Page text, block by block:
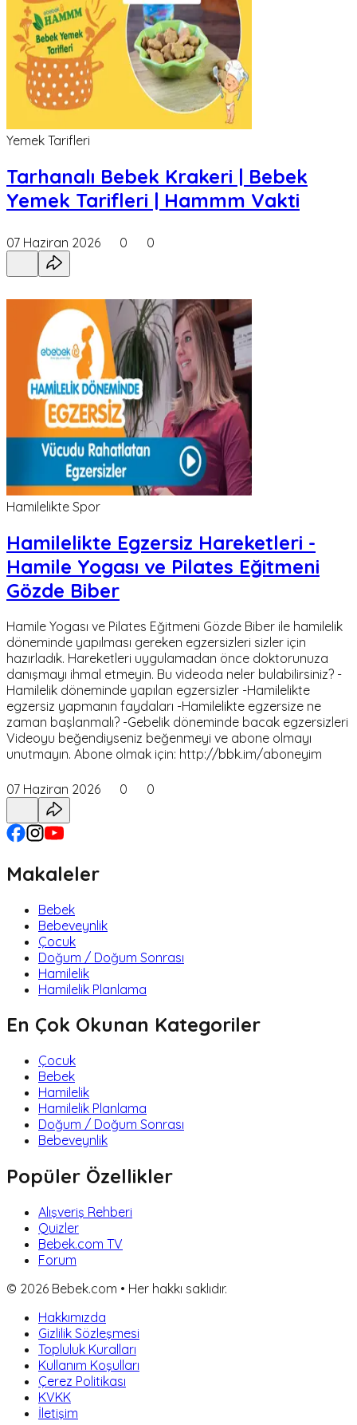
Yemek Tarifleri
Tarhanalı Bebek Krakeri | Bebek
Yemek Tarifleri | Hammm Vakti
07 Haziran 2026 0 0
Hamilelikte Spor
Hamilelikte Egzersiz Hareketleri -
Hamile Yogası ve Pilates Eğitmeni
Gözde Biber
Hamile Yogası ve Pilates Eğitmeni Gözde Biber ile hamilelik
döneminde yapılması gereken egzersizleri sizler için
hazırladık. Hareketleri uygulamadan önce doktorunuza
danışmayı ihmal etmeyin. Bu videoda neler bulabilirsiniz? -
Hamilelik döneminde yapılan egzersizler -Hamilelikte
egzersiz yapmanın faydaları -Hamilelikte egzersize ne
zaman başlanmalı? -Gebelik döneminde bacak egzersizleri
Videoyu beğendiyseniz beğenmeyi ve abone olmayı
unutmayın. Abone olmak için: http://bbk.im/aboneyim
07 Haziran 2026 0 0
Makaleler
Bebek
Bebeveynlik
Çocuk
Doğum / Doğum Sonrası
Hamilelik
Hamilelik Planlama
En Çok Okunan Kategoriler
Çocuk
Bebek
Hamilelik
Hamilelik Planlama
Doğum / Doğum Sonrası
Bebeveynlik
Popüler Özellikler
Alışveriş Rehberi
Quizler
Bebek.com TV
Forum
© 2026 Bebek.com • Her hakkı saklıdır.
Hakkımızda
Gizlilik Sözleşmesi
Topluluk Kuralları
Kullanım Koşulları
Çerez Politikası
KVKK
İletişim